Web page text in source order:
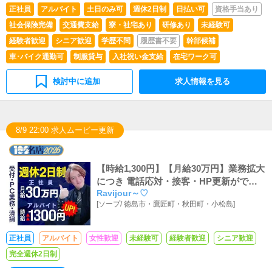
正社員 アルバイト 土日のみ可 週休2日制 日払い可
資格手当あり
社会保険完備
交通費支給 寮・社宅あり 研修あり
未経験可
経験者歓迎
シニア歓迎 学歴不問 履歴書不要
幹部候補
車･バイク通勤可
制服貸与 入社祝い金支給 在宅ワーク可
検討中に追加 求人情報を見る
8/9 22:00 求人ムービー更新
【時給1,300円】【月給30万円】業務拡大
につき 電話応対・接客・HP更新ができ
るスーパーアルバイトスタッフ・正社員
募集
Ravijour～♡
[ソープ/徳島市・鷹匠町・秋田町・小松島]
正社員 アルバイト 女性歓迎 未経験可 経験者歓迎
シニア歓迎
完全週休2日制